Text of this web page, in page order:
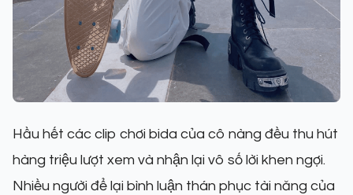
Hầu hết các clip chơi bida của cô nàng đều thu hút
hàng triệu lượt xem và nhận lại vô số lời khen ngợi.
Nhiều người để lại bình luận thán phục tài năng của